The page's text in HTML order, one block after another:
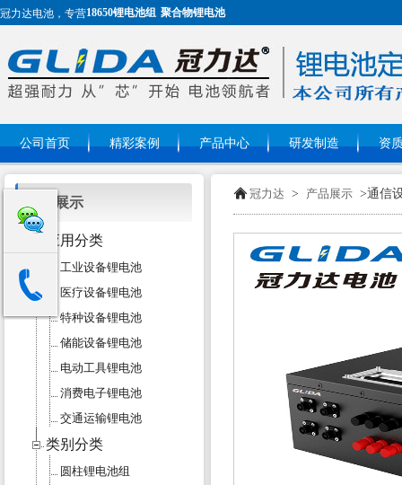
冠力达电池，专营18650锂电池组 聚合物锂电池
公司首页 精彩案例 产品中心 研发制造 资
冠力达 > 产品展示 >通信
产品展示
应用分类
工业设备锂电池
医疗设备锂电池
特种设备锂电池
储能设备锂电池
电动工具锂电池
消费电子锂电池
交通运输锂电池
类别分类
圆柱锂电池组